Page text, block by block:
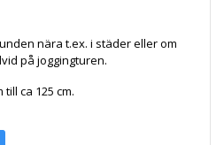
nära t.ex. i städer eller om
på joggingturen.
ca 125 cm.